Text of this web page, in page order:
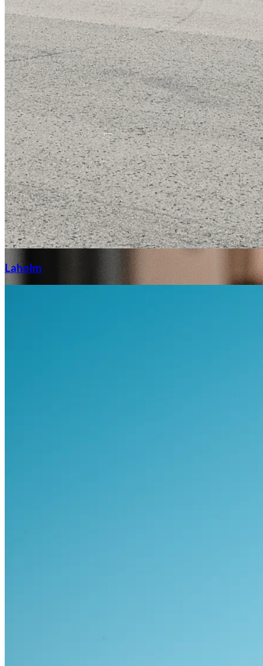
Laholm